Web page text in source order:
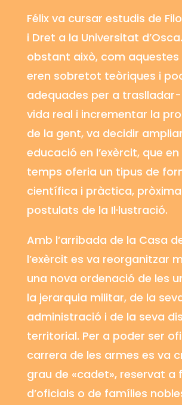
Félix va cursar estudis de
i Dret a la Universitat
obstant això, com aquestes
eren sobretot teòriques i
adequades per a
vida real i incrementar la
de la gent, va decidir
educació en l’exèrcit, que
temps oferia un tipus de
científica i pràctica,
postulats de la Il·lustració.
Amb l’arribada de la Casa
l’exèrcit es va reorganitzar
una nova ordenació de les
la jerarquia militar, de la
administració i de la seva
territorial. Per a poder ser
carrera de les armes es va
grau de «cadet», reservat a
d’oficials o de famílies